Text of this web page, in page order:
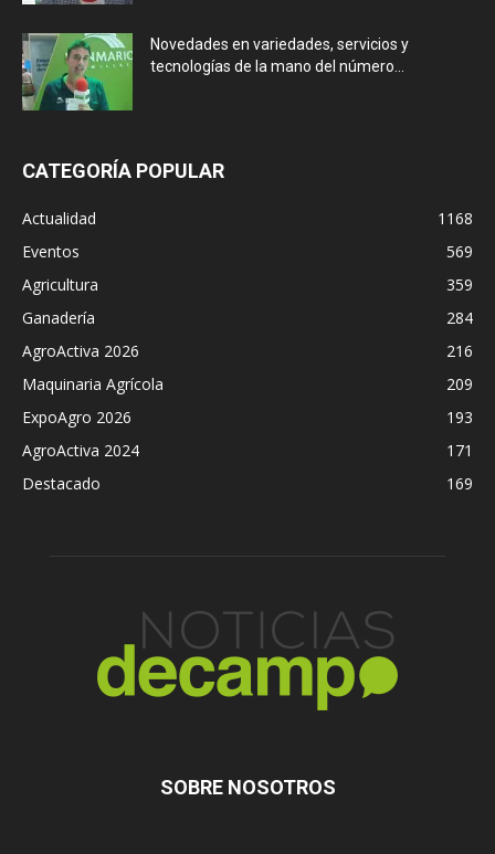
Novedades en variedades, servicios y
tecnologías de la mano del número...
CATEGORÍA POPULAR
Actualidad
1168
Eventos
569
Agricultura
359
Ganadería
284
AgroActiva 2026
216
Maquinaria Agrícola
209
ExpoAgro 2026
193
AgroActiva 2024
171
Destacado
169
SOBRE NOSOTROS